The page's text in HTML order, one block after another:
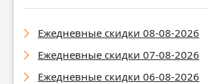
Ежедневные скидки 08-08-2026
Ежедневные скидки 07-08-2026
Ежедневные скидки 06-08-2026